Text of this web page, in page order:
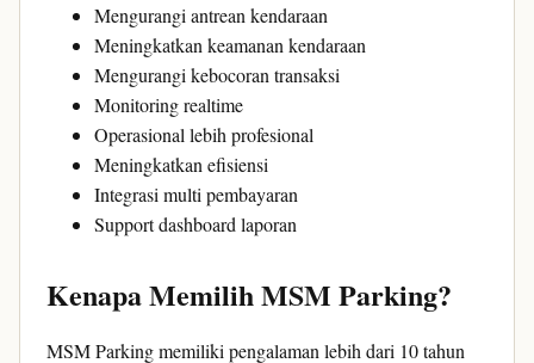
Mengurangi antrean kendaraan
Meningkatkan keamanan kendaraan
Mengurangi kebocoran transaksi
Monitoring realtime
Operasional lebih profesional
Meningkatkan efisiensi
Integrasi multi pembayaran
Support dashboard laporan
Kenapa Memilih MSM Parking?
MSM Parking memiliki pengalaman lebih dari 10 tahun